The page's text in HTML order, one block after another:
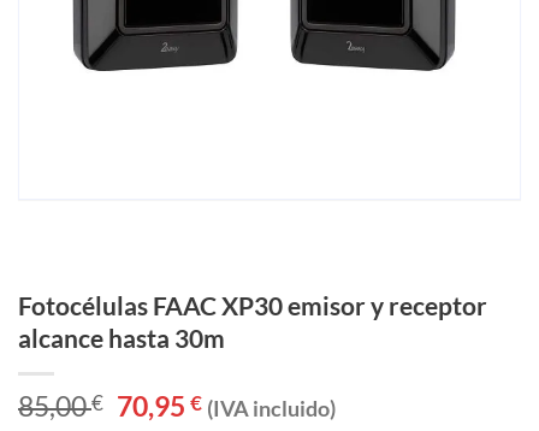
Fotocélulas FAAC XP30 emisor y receptor
alcance hasta 30m
85,00€
El
precio
70,95 €El
precio
(IVA incluido)